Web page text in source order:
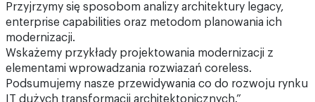
Przyjrzymy się sposobom analizy architektury legacy,
enterprise capabilities oraz metodom planowania ich
modernizacji.
Wskażemy przykłady projektowania modernizacji z
elementami wprowadzania rozwiazań coreless.
Podsumujemy nasze przewidywania co do rozwoju rynku
IT dużych transformacji architektonicznych.”